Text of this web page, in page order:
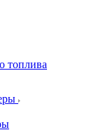
топлива